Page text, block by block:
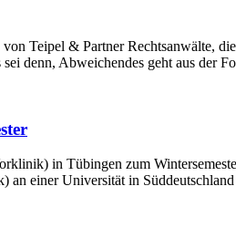
Teipel & Partner Rechtsanwälte,
denn, Abweichendes geht aus der
einer Universität in